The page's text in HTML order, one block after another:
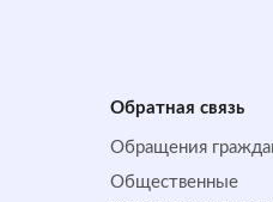
Обратная cвязь
Обращения
Общественные